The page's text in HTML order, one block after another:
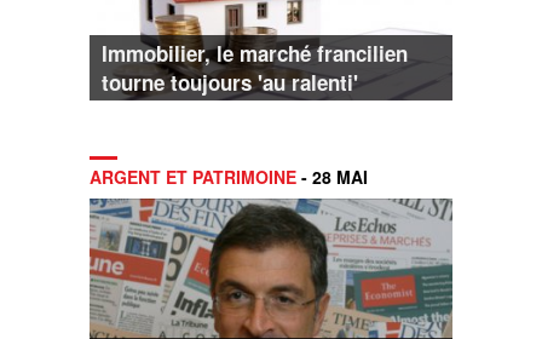
Immobilier, le marché francilien
tourne toujours 'au ralenti'
ARGENT ET PATRIMOINE - 28 MAI